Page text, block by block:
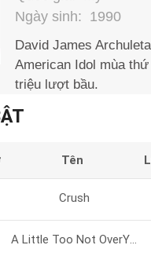
Ngày sinh: 1990
David James
American Idol mùa
triệu lượt bầu.
Tên
Crush
A Little Too Not OverYou